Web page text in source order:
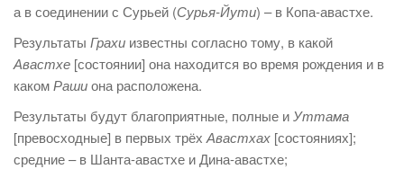
а в соединении с Сурьей (Сурья-Йути) – в Копа-авастхе.
Результаты Грахи известны согласно тому, в какой
Авастхе [состоянии] она находится во время рождения и в
какомРашиона расположена.
Результаты будут благоприятные, полные иУттама
[превосходные] в первых трёх Авастхах [состояниях];
средние – в Шанта-авастхе и Дина-авастхе;